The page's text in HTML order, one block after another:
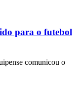
para o futebol
comunicou o